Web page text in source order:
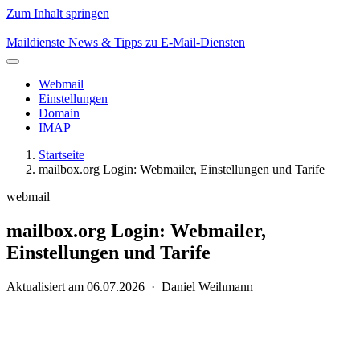
Zum Inhalt springen
Maildienste News & Tipps zu E-Mail-Diensten
Webmail
Einstellungen
Domain
IMAP
Startseite
mailbox.org Login: Webmailer, Einstellungen und Tarife
webmail
mailbox.org Login: Webmailer,
Einstellungen und Tarife
Aktualisiert am 06.07.2026 · Daniel Weihmann